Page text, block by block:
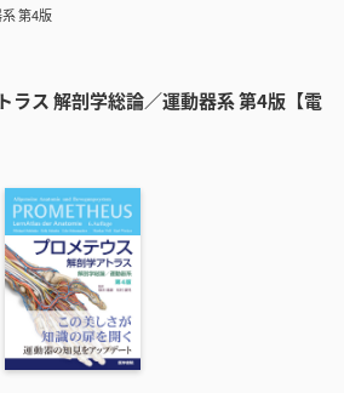
第4版
ラス 解剖学総論／運動器系 第4版【電